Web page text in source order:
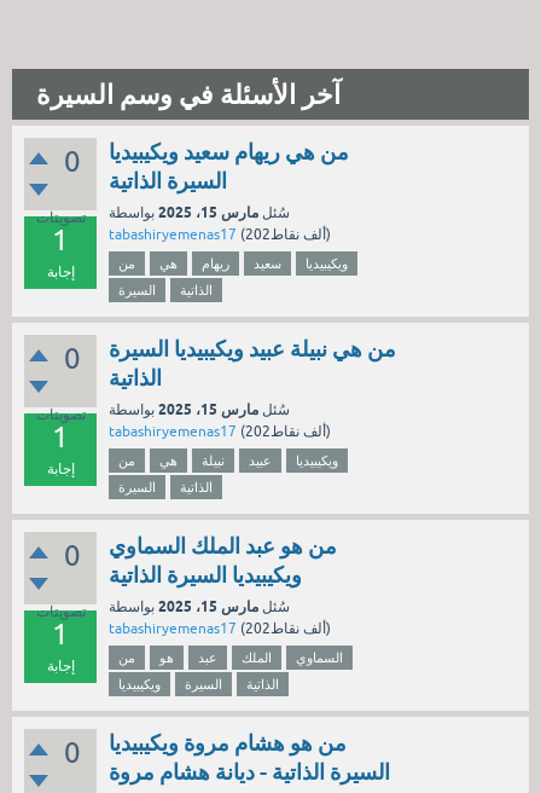
آخر الأسئلة في وسم السيرة
0
تصويتات
1
إجابة
من هي ريهام سعيد ويكيبيديا
السيرة الذاتية
سُئل مارس 15، 2025
بواسطة
tabashiryemenas17 ( 202ألف نقاط)
من هي ريهام سعيد
ويكيبيديا
السيرة
الذاتية
0
تصويتات
1
إجابة
من هي نبيلة عبيد ويكيبيديا السيرة
الذاتية
سُئل مارس 15، 2025
بواسطة
tabashiryemenas17 ( 202ألف نقاط)
من هي نبيلة عبيد
ويكيبيديا
السيرة
الذاتية
0
تصويتات
1
إجابة
من هو عبد الملك السماوي
ويكيبيديا السيرة الذاتية
سُئل مارس 15، 2025
بواسطة
tabashiryemenas17 ( 202ألف نقاط)
من هو عبد الملك
السماوي
ويكيبيديا
السيرة الذاتية
0
من هو هشام مروة ويكيبيديا
السيرة الذاتية - ديانة هشام مروة